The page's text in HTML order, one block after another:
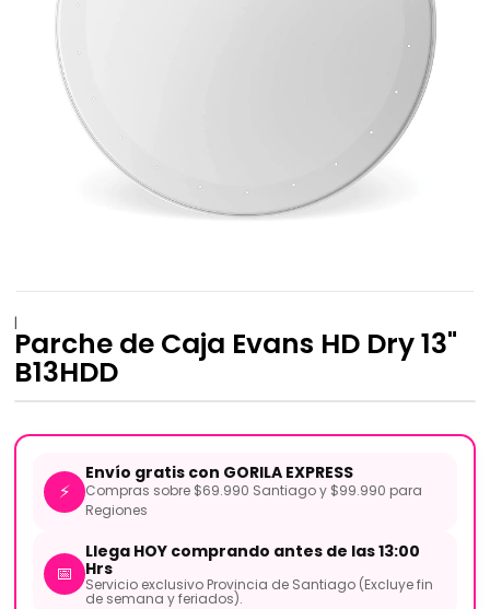
|
Parche de Caja Evans HD Dry 13"
B13HDD
⚡
Envío gratis con GORILA EXPRESS
Compras sobre $69.990 Santiago y $99.990 para
Regiones
📅
Llega HOY comprando antes de las 13:00
Hrs
Servicio exclusivo Provincia de Santiago (Excluye fin
de semana y feriados).